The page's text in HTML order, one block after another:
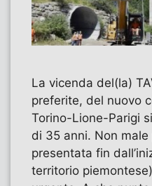
La vicenda del(la)
preferite, del nuovo
Torino-Lione-Parigi
di 35 anni. Non male
presentata fin
territorio